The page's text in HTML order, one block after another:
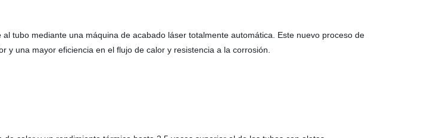
tubo mediante una máquina de acabado láser totalmente automática. Este nuevo proceso de
una mayor eficiencia en el flujo de calor y resistencia a la corrosión.